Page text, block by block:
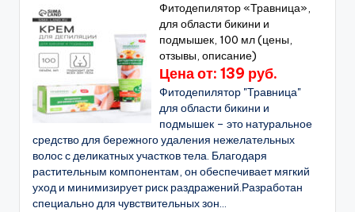
Фитодепилятор «Травница»,
для области бикини и
подмышек, 100 мл (цены,
отзывы, описание)
Цена от: 139 руб.
Фитодепилятор "Травница"
для области бикини и
подмышек – это натуральное
средство для бережного удаления нежелательных
волос с деликатных участков тела. Благодаря
растительным компонентам, он обеспечивает мягкий
уход и минимизирует риск раздражений.Разработан
специально для чувствительных зон...